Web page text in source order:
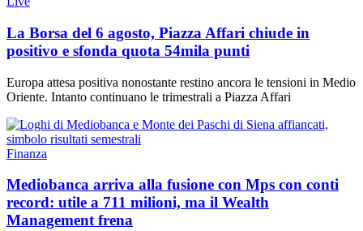
La Borsa del 6 agosto, Piazza Affari chiude in
positivo e sfonda quota 54mila punti
Europa attesa positiva nonostante restino ancora le tensioni in Medio
Oriente. Intanto continuano le trimestrali a Piazza Affari
Finanza
Mediobanca arriva alla fusione con Mps con conti
record: utile a 711 milioni, ma il Wealth
Management frena